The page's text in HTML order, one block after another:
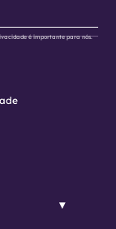
é importante para nós.